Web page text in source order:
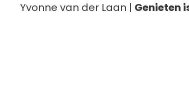
Yvonne van der Laan | Genieten